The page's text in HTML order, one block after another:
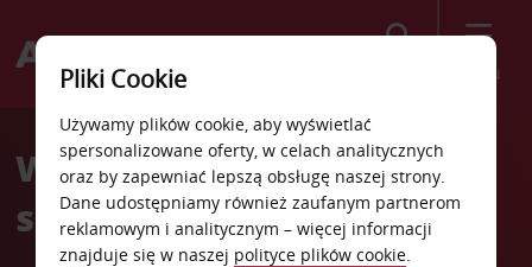
Menu
Welcome
AvisWypożyczalnia
samochodów Jokkmokk
Pliki Cookie
Używamy plików cookie, aby wyświetlać
spersonalizowane oferty, w celach analitycznych
oraz by zapewniać lepszą obsługę naszej strony.
Dane udostępniamy również zaufanym partnerom
reklamowym i analitycznym – więcej informacji
znajduje się w naszej polityce plików cookie.